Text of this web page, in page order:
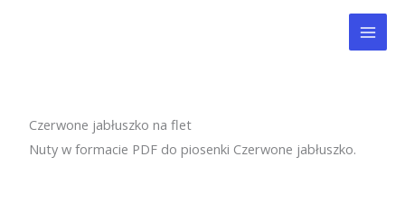
Czerwone jabłuszko na flet
Nuty w formacie PDF do piosenki Czerwone jabłuszko.